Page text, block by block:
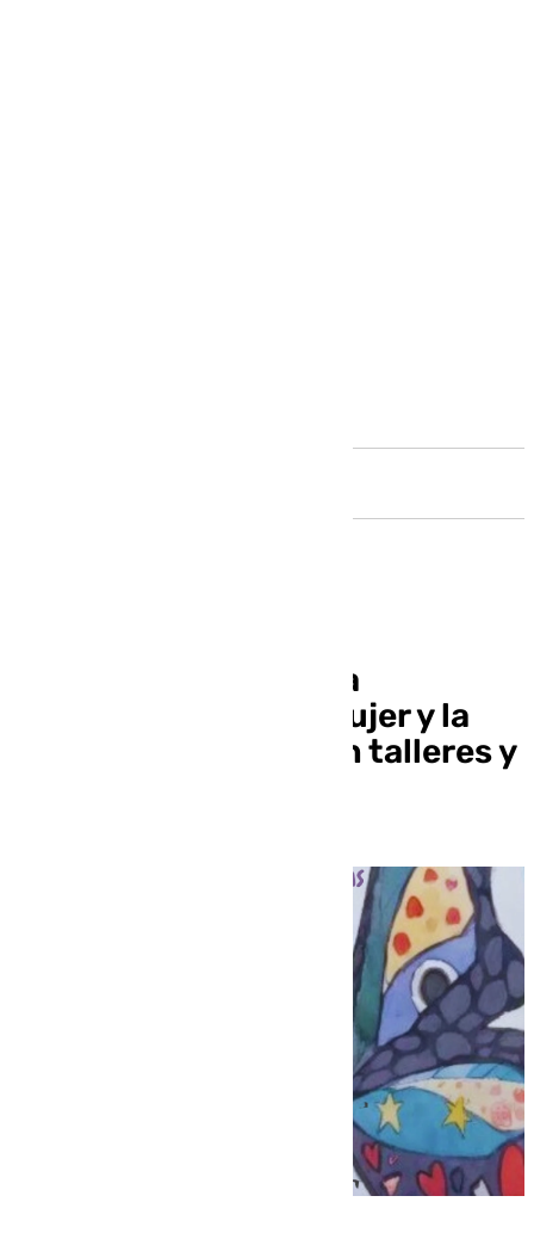
La UPO se suma al Día
Internacional de la Mujer y la
Niña en la Ciencia con talleres y